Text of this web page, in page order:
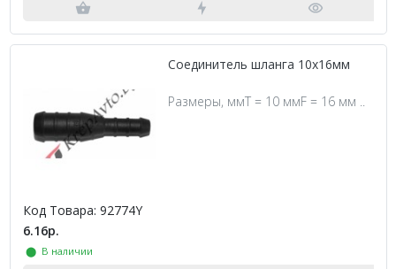
Соединитель шланга 10х16мм
Размеры, ммT = 10 ммF = 16 мм ..
Код Товара: 92774Y
6.16р.
⬤ В наличии